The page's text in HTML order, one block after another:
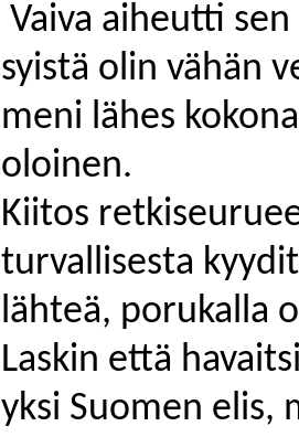
Vaiva aiheutti
syistä olin vähän
meni lähes
oloinen.
Kiitos
turvallisesta
lähteä, porukalla
Laskin että
yksi Suomen elis,